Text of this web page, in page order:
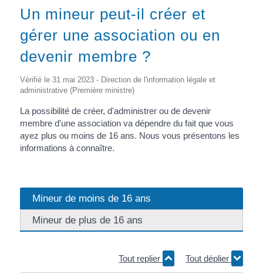
Un mineur peut-il créer et
gérer une association ou en
devenir membre ?
Vérifié le 31 mai 2023 - Direction de l'information légale et
administrative (Première ministre)
La possibilité de créer, d'administrer ou de devenir
membre d'une association va dépendre du fait que vous
ayez plus ou moins de 16 ans. Nous vous présentons les
informations à connaître.
Mineur de moins de 16 ans
Mineur de plus de 16 ans
Tout replier Tout déplier